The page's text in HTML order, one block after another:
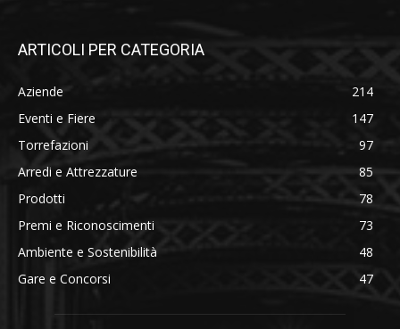
ARTICOLI PER CATEGORIA
Aziende
214
Eventi e Fiere
147
Torrefazioni
97
Arredi e Attrezzature
85
Prodotti
78
Premi e Riconoscimenti
73
Ambiente e Sostenibilità
48
Gare e Concorsi
47